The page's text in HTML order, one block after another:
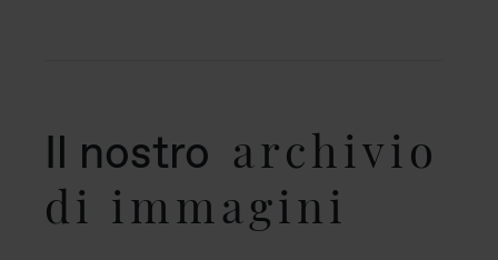
Il nostro archivio
di immagini